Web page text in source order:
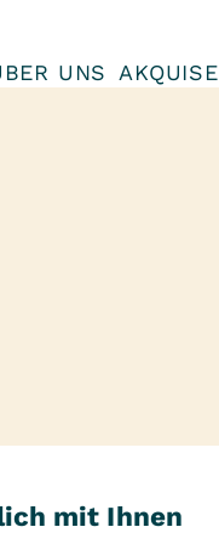
UNS AKQUISE
mit Ihnen